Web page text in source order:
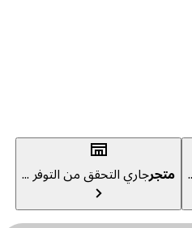
متجرجاري التحقق من التوفر ...